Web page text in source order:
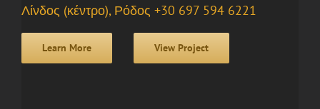
Λίνδος (κέντρο), Ρόδος +30 697 594 6221
Learn More View Project